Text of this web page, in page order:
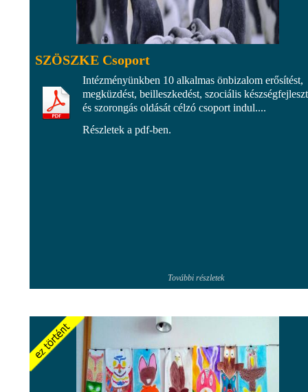
SZÖSZKE Csoport
Intézményünkben 10 alkalmas önbizalom erősítést,
megküzdést, beilleszkedést, szociális
és szorongás oldását célzó csoport indul....
Részletek a pdf-ben.
További részletek